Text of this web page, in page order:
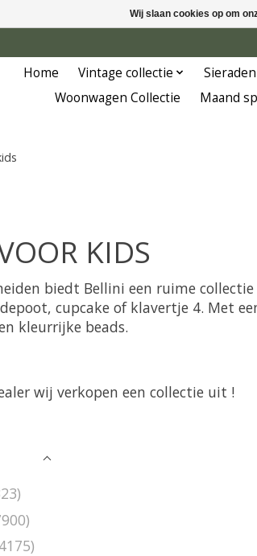
Home Vintage collectie
Woonwagen Collectie
Maand
KIDS
biedt Bellini een ruime
cupcake of klavertje 4. Met
kleurrijke beads.
wij verkopen een collectie uit !
Wij slaan cookies op om